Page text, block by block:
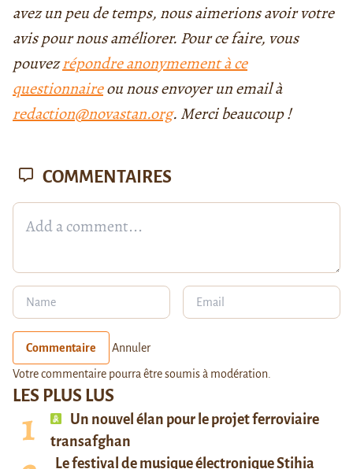
avez un peu de temps, nous aimerions avoir votre
avis pour nous améliorer. Pour ce faire, vous
pouvezrépondre anonymement à ce
questionnaireou nous envoyer un email à
redaction@novastan.org. Merci beaucoup !
LES PLUS LUS
Un nouvel élan pour le projet ferroviaire
transafghan
Le festival de musique électronique Stihia
COMMENTAIRES
Commentaire Annuler
Votre commentaire pourra être soumis à modération.